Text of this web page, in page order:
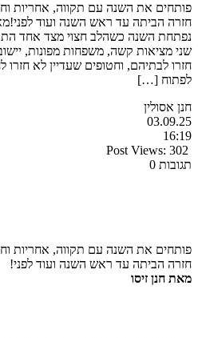
פותחים את השנה עם תקווה, אחריות
חזרה הביתה עד ראש השנה ועוד
נפתחת השנה כשהלב חצוי מצד אחד
שני מציאות קשה, משפחות מפונות,
חזרו לבתיהם, וחטופים שעדיין לא
לפתוח […]
חנן אסולין
03.09.25
16:19
Post Views: 302
תגובות 0
פותחים את השנה עם תקווה, אחריות
חזרה הביתה עד ראש השנה ועוד לפני!
מאת חנן זיסו